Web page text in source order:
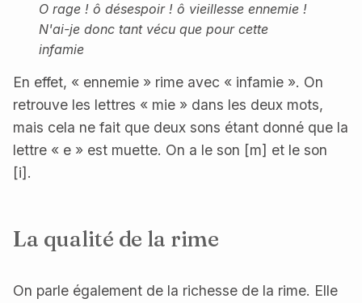
O rage ! ô désespoir ! ô vieillesse ennemie !
N'ai-je donc tant vécu que pour cette
infamie
En effet, « ennemie » rime avec « infamie ». On
retrouve les lettres « mie » dans les deux mots,
mais cela ne fait que deux sons étant donné que la
lettre « e » est muette. On a le son [m] et le son
[i].
La qualité de la rime
On parle également de la richesse de la rime. Elle